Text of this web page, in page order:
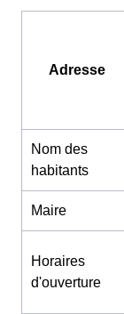
Adresse
Nom des
habitants
Maire
Horaires
d'ouverture